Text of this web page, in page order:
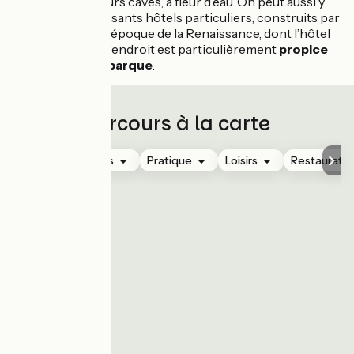
découvrir d’imposants hôtels particuliers, construits par
des notables de l’époque de la Renaissance, dont l’hôtel
de Champaney. L’endroit est particulièrement propice
aux balades en barque.
Parcours à la carte
Hébergements Pratique Loisirs